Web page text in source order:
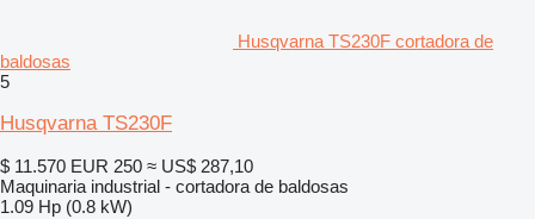
Husqvarna TS230F cortadora de
baldosas
5
Husqvarna TS230F
$ 11.570 EUR 250 ≈ US$ 287,10
Maquinaria industrial - cortadora de baldosas
1.09 Hp (0.8 kW)